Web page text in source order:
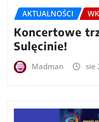
AKTUALNOŚCI
Koncertowe
Sulęcinie!
Madman sie